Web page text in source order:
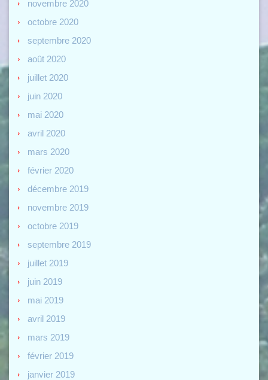
novembre 2020
octobre 2020
septembre 2020
août 2020
juillet 2020
juin 2020
mai 2020
avril 2020
mars 2020
février 2020
décembre 2019
novembre 2019
octobre 2019
septembre 2019
juillet 2019
juin 2019
mai 2019
avril 2019
mars 2019
février 2019
janvier 2019